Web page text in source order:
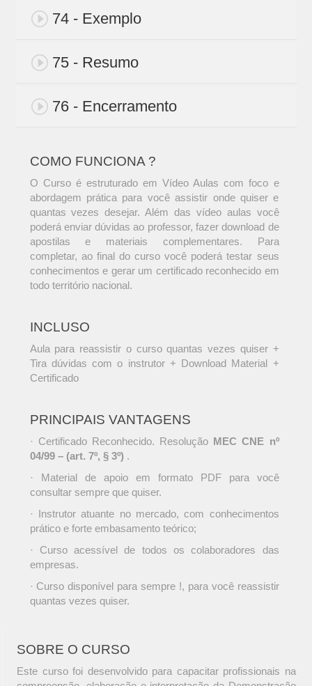
74 - Exemplo
75 - Resumo
76 - Encerramento
COMO FUNCIONA ?
O Curso é estruturado em Vídeo Aulas com foco e
abordagem prática para você assistir onde quiser e
quantas vezes desejar. Além das vídeo aulas você
poderá enviar dúvidas ao professor, fazer download de
apostilas e materiais complementares. Para
completar, ao final do curso você poderá testar seus
conhecimentos e gerar um certificado reconhecido em
todo território nacional.
INCLUSO
Aula para reassistir o curso quantas vezes quiser +
Tira dúvidas com o instrutor + Download Material +
Certificado
PRINCIPAIS VANTAGENS
· Certificado Reconhecido. Resolução MEC CNE nº
04/99 – (art. 7º, § 3º) .
· Material de apoio em formato PDF para você
consultar sempre que quiser.
· Instrutor atuante no mercado, com conhecimentos
prático e forte embasamento teórico;
· Curso acessível de todos os colaboradores das
empresas.
· Curso disponível para sempre !, para você reassistir
quantas vezes quiser.
SOBRE O CURSO
Este curso foi desenvolvido para capacitar profissionais na